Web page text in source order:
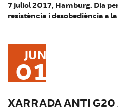
7 juliol 2017, Hamburg. Dia
resistència i desobediència a
JUN
01
XARRADA ANTI G20